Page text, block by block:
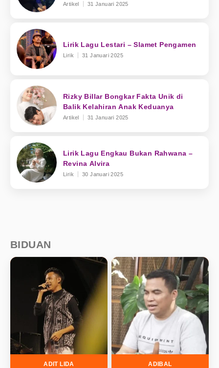
Artikel 31 Januari 2025
Lirik Lagu Lestari – Slamet Pengamen
Lirik 31 Januari 2025
Rizky Billar Bongkar Fakta Unik di
Balik Kelahiran Anak Keduanya
Artikel 31 Januari 2025
Lirik Lagu Engkau Bukan Rahwana –
Revina Alvira
Lirik 30 Januari 2025
BIDUAN
ADIT LIDA ADIBAL